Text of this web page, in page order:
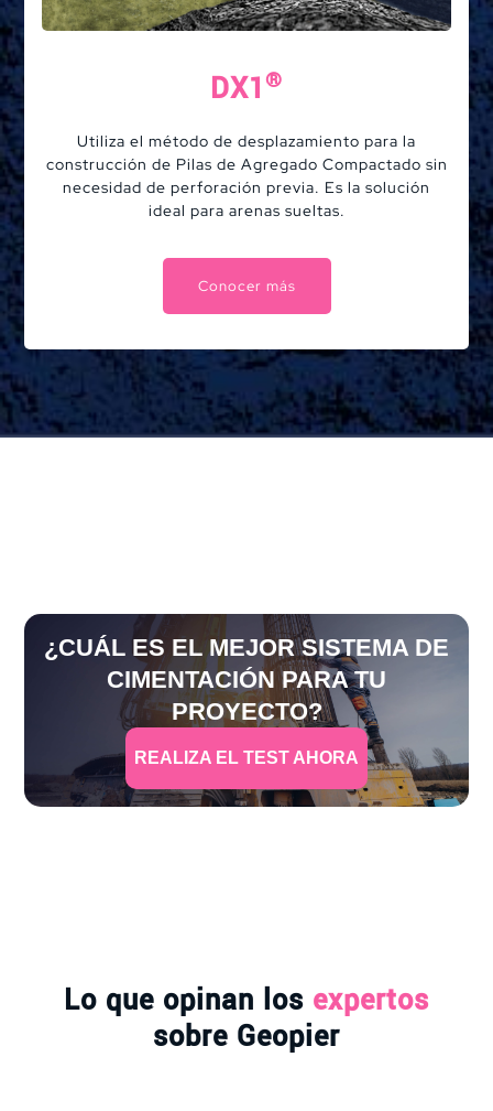
DX1®
Utiliza el método de desplazamiento para la
construcción de Pilas de Agregado Compactado sin
necesidad de perforación previa. Es la solución
ideal para arenas sueltas.
Conocer más
¿CUÁL ES EL MEJOR SISTEMA DE
CIMENTACIÓN PARA TU
PROYECTO?
REALIZA EL TEST AHORA
Lo que opinan los expertos
sobre Geopier